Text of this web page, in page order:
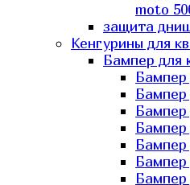
moto
защита
Кенгурины для
Бампер для
Бампер
Бампер
Бампер
Бампер
Бампер
Бампер
Бампер